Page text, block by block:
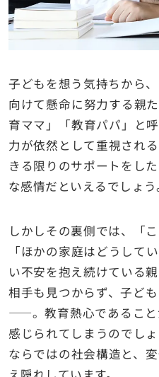
子どもを想う気持ちから
向けて懸命に努力する親
育ママ」「教育パパ」と
力が依然として重視され
きる限りのサポートをし
な感情だといえるでしょう
しかしその裏側では、「
「ほかの家庭はどうして
い不安を抱え続けている
相手も見つからず、子ど
――。教育熱心であること
感じられてしまうのでし
ならではの社会構造と、